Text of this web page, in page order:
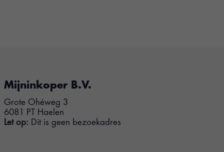
Mijninkoper B.V.
Grote Ohéweg 3
6081 PT Haelen
Let op: Dit is geen bezoekadres